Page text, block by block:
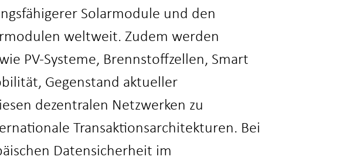
Solarmodule und den
weltweit. Zudem werden
PV-Systeme, Brennstoffzellen, Smart
Gegenstand aktueller
sen dezentralen Netzwerken zu
Transaktionsarchitekturen. Bei
Datensicherheit im